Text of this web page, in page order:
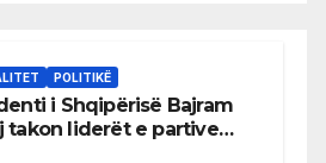
POLITIKË
i Shqipërisë Bajram
takon liderët e partive